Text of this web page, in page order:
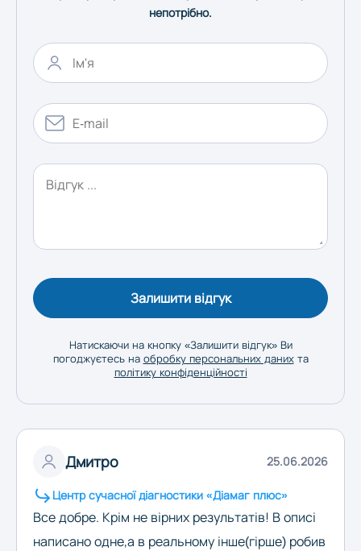
Харків
Херсон
Хмельницький
Черкаси
непотрібно.
Залишити відгук
Натискаючи на кнопку «Залишити відгук» Ви
погоджуєтесь на обробку персональних данихта
політику конфіденційності
Дмитро 25.06.2026
Центр сучасної діагностики «Діамаг плюс»
Все добре. Крім не вірних результатів! В описі
написано одне,а в реальному інше(гірше) робив